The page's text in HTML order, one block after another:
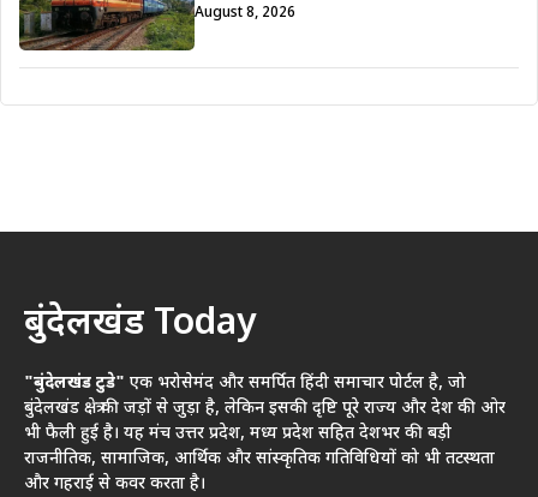
August 8, 2026
बुंदेलखंड Today
"बुंदेलखंड टुडे" एक भरोसेमंद और समर्पित हिंदी समाचार पोर्टल है, जो
बुंदेलखंड क्षेत्र की जड़ों से जुड़ा है, लेकिन इसकी दृष्टि पूरे राज्य और देश की ओर
भी फैली हुई है। यह मंच उत्तर प्रदेश, मध्य प्रदेश सहित देशभर की बड़ी
राजनीतिक, सामाजिक, आर्थिक और सांस्कृतिक गतिविधियों को भी तटस्थता
और गहराई से कवर करता है।